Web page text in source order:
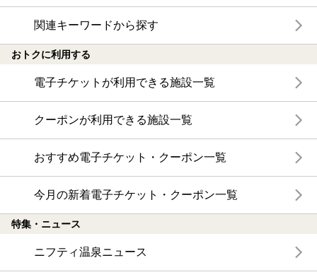
関連キーワードから探す
おトクに利用する
電子チケットが利用できる施設一覧
クーポンが利用できる施設一覧
おすすめ電子チケット・クーポン一覧
今月の新着電子チケット・クーポン一覧
特集・ニュース
ニフティ温泉ニュース